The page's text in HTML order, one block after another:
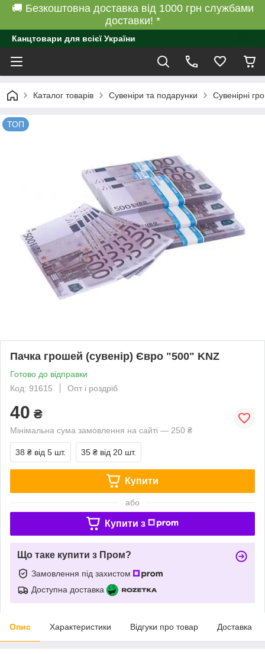
🚚 Безкоштовна доставка від 1000 грн службами
доставки! *
Канцтовари для всієї України
Каталог товарів Сувеніри та подарунки Сувенірні
ТОП
Пачка грошей (сувенір) Євро "500" KNZ
Готово до відправки
Код: 91615
Опт і роздріб
40 ₴
Мінімальна сума замовлення на сайті — 250 ₴
38 ₴ від 5 шт. 35 ₴ від 20 шт.
Купити
або
Купити з
Що таке купити з Пром?
Замовлення під захистом
Доступна доставка
Опис Характеристики Відгуки про товар Доставка